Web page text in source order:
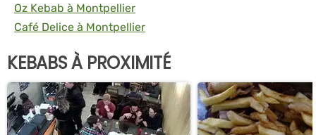
Oz Kebab à Montpellier
Café Delice à Montpellier
KEBABS À PROXIMITÉ